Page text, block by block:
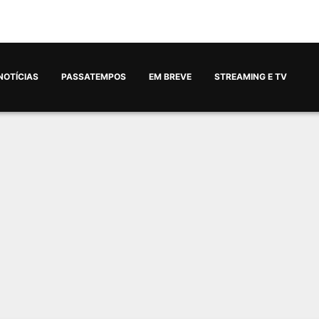
PASSATEMPOS EM BREVE STREAMING E TV